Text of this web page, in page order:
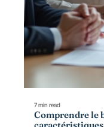
7 min read
Comprendre le
caractéristiques